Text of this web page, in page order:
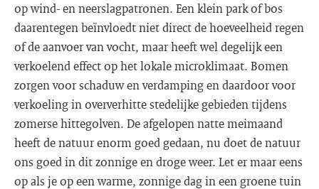
op wind- en neerslagpatronen. Een klein park of bos
daarentegen beïnvloedt niet direct de hoeveelheid regen
of de aanvoer van vocht, maar heeft wel degelijk een
verkoelend effect op het lokale microklimaat. Bomen
zorgen voor schaduw en verdamping en daardoor voor
verkoeling in oververhitte stedelijke gebieden tijdens
zomerse hittegolven. De afgelopen natte meimaand
heeft de natuur enorm goed gedaan, nu doet de natuur
ons goed in dit zonnige en droge weer. Let er maar eens
op als je op een warme, zonnige dag in een groene tuin